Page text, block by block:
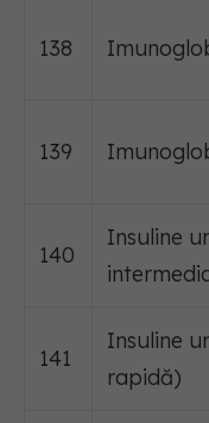
138
139
140
Insuline
141
Insuline
rapidă)